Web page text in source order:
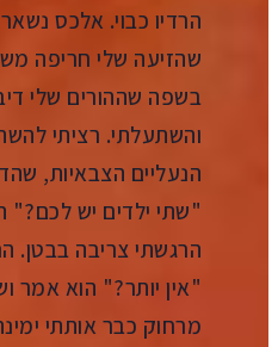
הרדיו כבוי. אלכס
שהזיעה שלי חריפה
בשפה שההורים שלי
והשתעלתי. רציתי
הנעליים הצבאיות,
"שתי ילדים יש לכם?"
הרגשתי צריבה בבטן.
"אין יותר?" הוא אמר
מרחוק כבר אותתי